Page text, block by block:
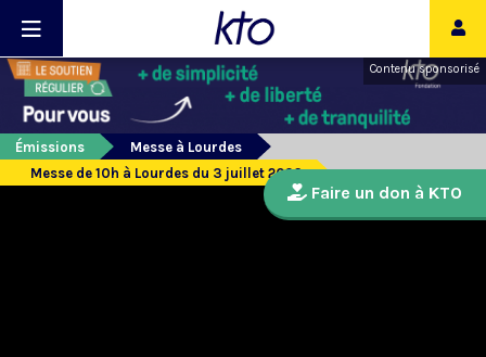
Contenu sponsorisé
Émissions
Messe à Lourdes
Messe de 10h à Lourdes du 3 juillet 2026
Faire un don à KTO